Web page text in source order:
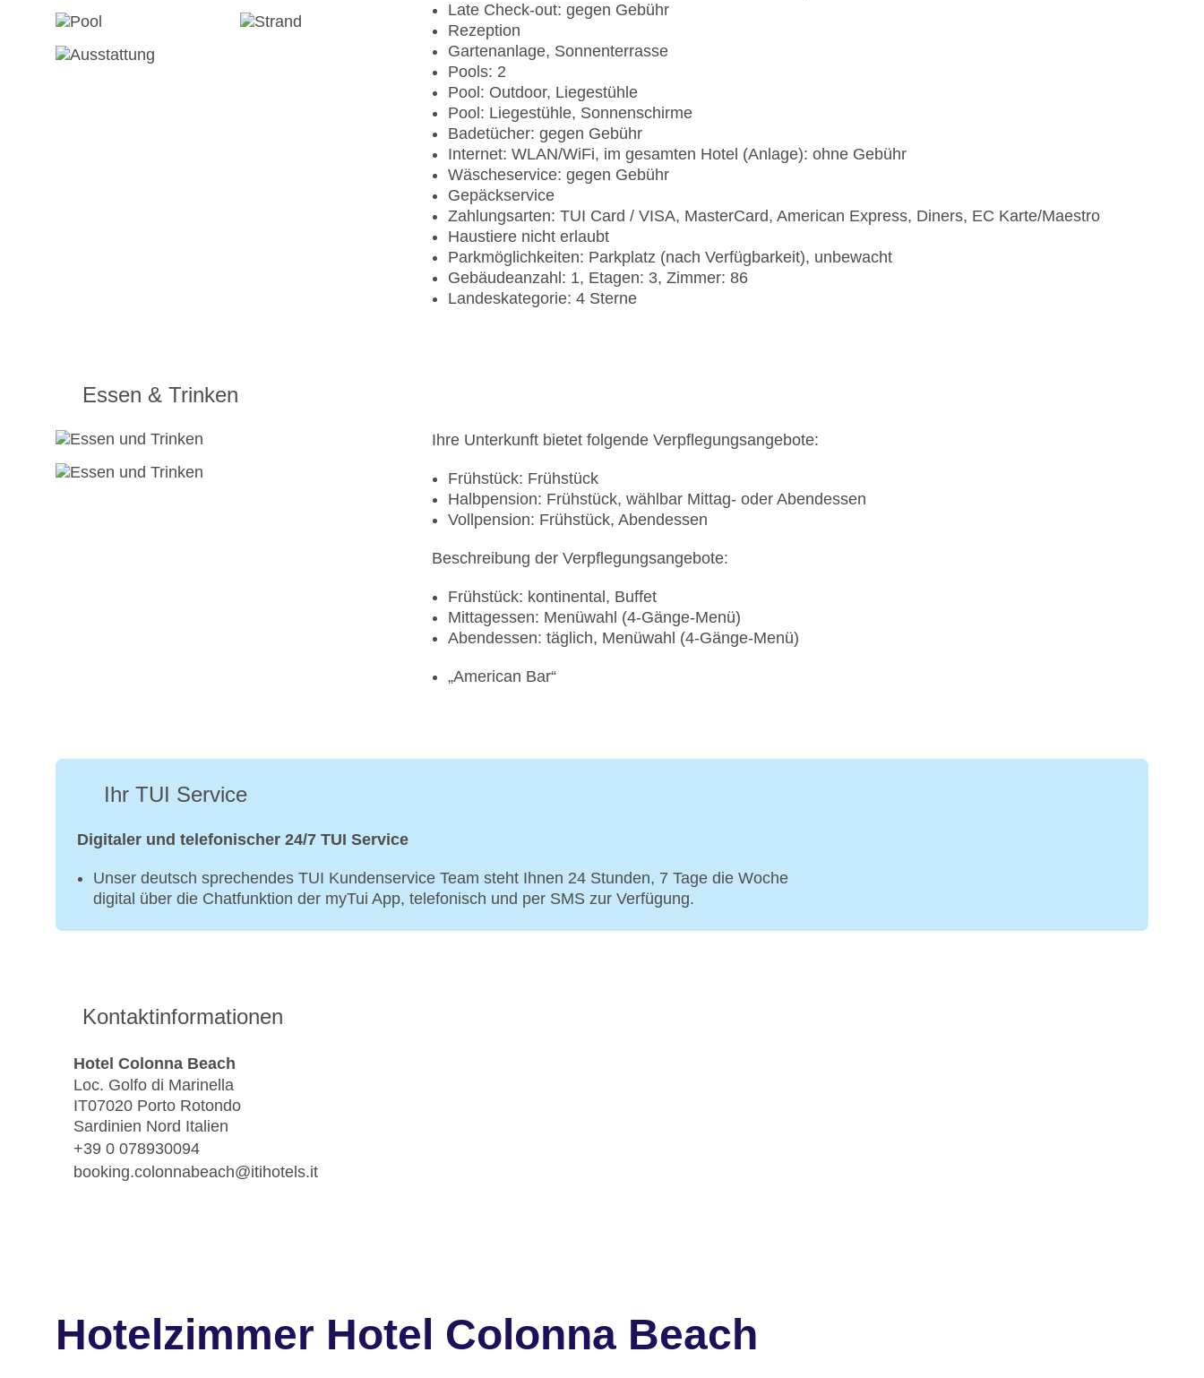
Late Check-out: gegen Gebühr
Rezeption
Gartenanlage, Sonnenterrasse
Pools: 2
Pool: Outdoor, Liegestühle
Pool: Liegestühle, Sonnenschirme
Badetücher: gegen Gebühr
Internet: WLAN/WiFi, im gesamten Hotel (Anlage): ohne Gebühr
Wäscheservice: gegen Gebühr
Gepäckservice
Zahlungsarten: TUI Card / VISA, MasterCard, American Express, Diners, EC Karte/Maestro
Haustiere nicht erlaubt
Parkmöglichkeiten: Parkplatz (nach Verfügbarkeit), unbewacht
Gebäudeanzahl: 1, Etagen: 3, Zimmer: 86
Landeskategorie: 4 Sterne
Essen & Trinken
Ihre Unterkunft bietet folgende Verpflegungsangebote:
Frühstück: Frühstück
Halbpension: Frühstück, wählbar Mittag- oder Abendessen
Vollpension: Frühstück, Abendessen
Beschreibung der Verpflegungsangebote:
Frühstück: kontinental, Buffet
Mittagessen: Menüwahl (4-Gänge-Menü)
Abendessen: täglich, Menüwahl (4-Gänge-Menü)
„American Bar“
Ihr TUI Service
Digitaler und telefonischer 24/7 TUI Service
Unser deutsch sprechendes TUI Kundenservice Team steht Ihnen 24 Stunden, 7 Tage die Woche
digital über die Chatfunktion der myTui App, telefonisch und per SMS zur Verfügung.
Kontaktinformationen
Hotel Colonna Beach
Loc. Golfo di Marinella
IT07020 Porto Rotondo
Sardinien Nord Italien
+39 0 078930094
booking.colonnabeach@itihotels.it
Hotelzimmer Hotel Colonna Beach